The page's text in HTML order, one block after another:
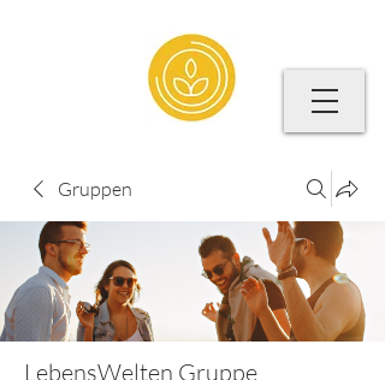
Gruppen
LebensWelten Gruppe